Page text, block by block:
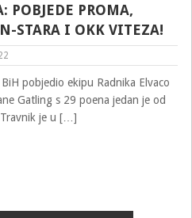
POBJEDE PROMA,
STARA I OKK VITEZA!
pobjedio ekipu Radnika Elvaco
Gatling s 29 poena jedan je od
je u […]